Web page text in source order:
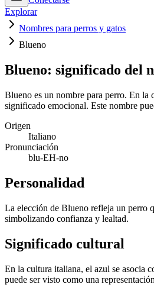
Explorar
Nombres para perros y gatos
Blueno
Blueno: significado del
Blueno es un nombre para perro. En la
significado emocional. Este nombre
Origen
Italiano
Pronunciación
blu-EH-no
Personalidad
La elección de Blueno refleja un perro
simbolizando confianza y lealtad.
Significado cultural
En la cultura italiana, el azul se asocia
puede ser visto como una